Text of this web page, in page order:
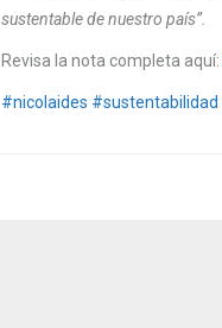
sustentable de nuestro país”.
Revisa la nota completa aquí:
#nicolaides #sustentabilidad